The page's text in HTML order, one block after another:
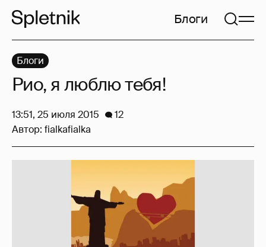
Блоги
Блоги
Рио, я люблю тебя!
13:51, 25 июля 2015
12
Автор: fialkafialka